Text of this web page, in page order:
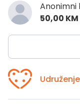
Anonimni
50,00 KM